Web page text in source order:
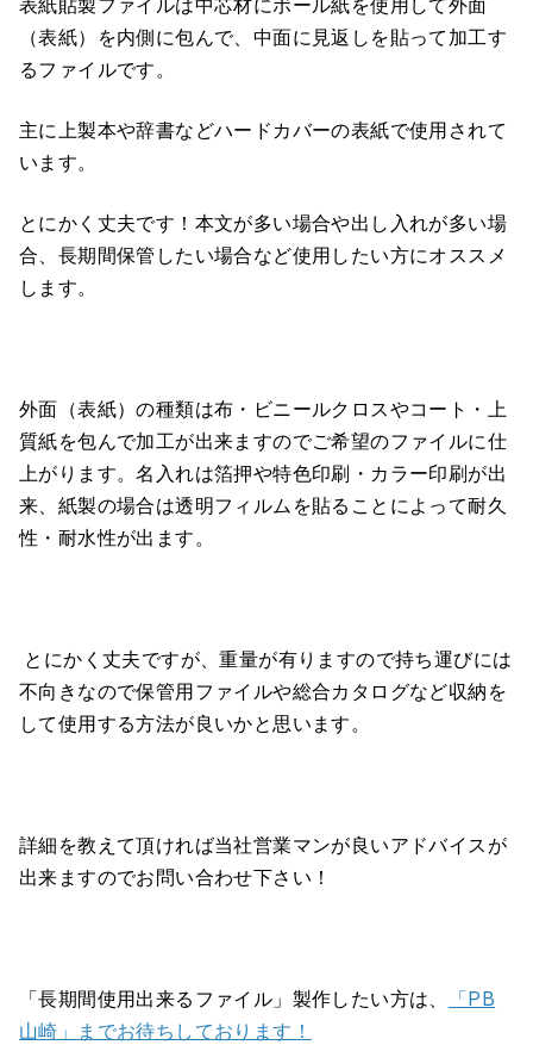
表紙貼製ファイルは中芯材にボール紙を使用して外面
（表紙）を内側に包んで、中面に見返しを貼って加工す
るファイルです。
主に上製本や辞書などハードカバーの表紙で使用されて
います。
とにかく丈夫です！本文が多い場合や出し入れが多い場
合、長期間保管したい場合など使用したい方にオススメ
します。
外面（表紙）の種類は布・ビニールクロスやコート・上
質紙を包んで加工が出来ますのでご希望のファイルに仕
上がります。名入れは箔押や特色印刷・カラー印刷が出
来、紙製の場合は透明フィルムを貼ることによって耐久
性・耐水性が出ます。
とにかく丈夫ですが、重量が有りますので持ち運びには
不向きなので保管用ファイルや総合カタログなど収納を
して使用する方法が良いかと思います。
詳細を教えて頂ければ当社営業マンが良いアドバイスが
出来ますのでお問い合わせ下さい！
「長期間使用出来るファイル」製作したい方は、
「PB
山崎」までお待ちしております！